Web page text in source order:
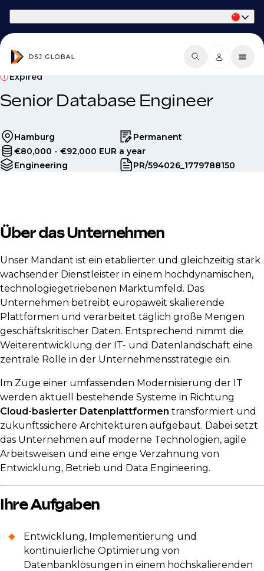
Expired
Senior Database Engineer
Hamburg
Permanent
€80,000 - €92,000 EUR a year
Engineering
PR/594026_1779788150
Über das Unternehmen
Unser Mandant ist ein etablierter und gleichzeitig stark
wachsender Dienstleister in einem hochdynamischen,
technologiegetriebenen Marktumfeld. Das
Unternehmen betreibt europaweit skalierende
Plattformen und verarbeitet täglich große Mengen
geschäftskritischer Daten. Entsprechend nimmt die
Weiterentwicklung der IT- und Datenlandschaft eine
zentrale Rolle in der Unternehmensstrategie ein.
Im Zuge einer umfassenden Modernisierung der IT
werden aktuell bestehende Systeme in Richtung
Cloud-basierter Datenplattformen transformiert und
zukunftssichere Architekturen aufgebaut. Dabei setzt
das Unternehmen auf moderne Technologien, agile
Arbeitsweisen und eine enge Verzahnung von
Entwicklung, Betrieb und Data Engineering.
Ihre Aufgaben
Entwicklung, Implementierung und
kontinuierliche Optimierung von
Datenbanklösungen in einem hochskalierenden